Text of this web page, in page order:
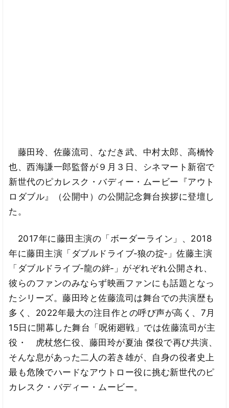
藤田玲、佐藤流司、なだき武、中村太郎、高橋怜
也、西海謙一郎監督が９月３日、シネマート新宿で
新世代のピカレスク・バディー・ムービー『アウト
ロダブル』（公開中）の公開記念舞台挨拶に登壇し
た。
2017年に藤田主演の「ボーダーライン」、2018
年に藤田主演「ダブルドライブ‐狼の掟‐」佐藤主演
「ダブルドライブ‐龍の絆‐」がぞれぞれ公開され、
彼らのファンのみならず映画ファンにも話題となっ
たシリーズ。藤田玲と佐藤流司は舞台での共演歴も
多く、2022年最大の注目作との呼び声が高く、7月
15日に開幕した舞台「呪術廻戦」では佐藤流司が主
役・ 虎杖悠仁役、藤田玲が夏油 傑役で再び共演、
そんな息があった二人の若き雄が、自身の役者史上
最も危険でハードなアウトロー役に挑む新世代のピ
カレスク・バディー・ムービー。